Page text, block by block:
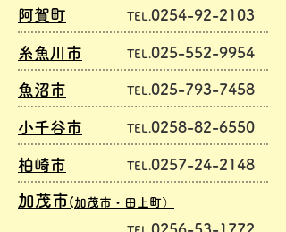
阿賀町 TEL.0254-92-2103
糸魚川市 TEL.025-552-9954
魚沼市 TEL.025-793-7458
小千谷市 TEL.0258-82-6550
柏崎市 TEL.0257-24-2148
加茂市(加茂市・田上町）
0256-53-1772